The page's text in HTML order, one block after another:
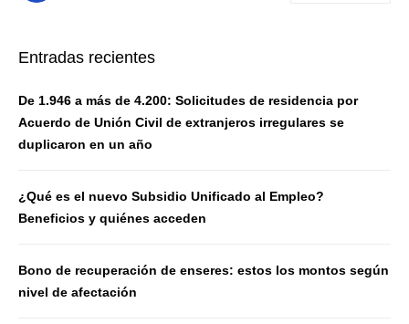
Entradas recientes
De 1.946 a más de 4.200: Solicitudes de residencia por
Acuerdo de Unión Civil de extranjeros irregulares se
duplicaron en un año
¿Qué es el nuevo Subsidio Unificado al Empleo?
Beneficios y quiénes acceden
Bono de recuperación de enseres: estos los montos según
nivel de afectación